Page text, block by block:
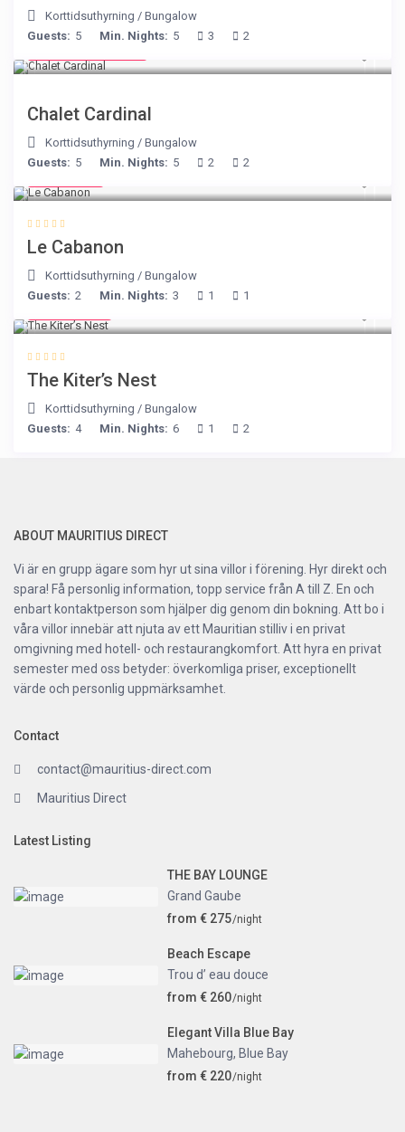
Korttidsuthyrning /Bungalow
Guests: 5 Min. Nights: 5 3 2
Chalet Cardinal
Korttidsuthyrning /Bungalow
Guests: 5 Min. Nights: 5 2 2
Le Cabanon
Korttidsuthyrning /Bungalow
Guests: 2 Min. Nights: 3 1 1
The Kiter’s Nest
Korttidsuthyrning /Bungalow
Guests: 4 Min. Nights: 6 1 2
ABOUT MAURITIUS DIRECT
Vi är en grupp ägare som hyr ut sina villor i förening. Hyr direkt och
spara! Få personlig information, topp service från A till Z. En och
enbart kontaktperson som hjälper dig genom din bokning. Att bo i
våra villor innebär att njuta av ett Mauritian stilliv i en privat
omgivning med hotell- och restaurangkomfort. Att hyra en privat
semester med oss betyder: överkomliga priser, exceptionellt
värde och personlig uppmärksamhet.
Contact
contact@mauritius-direct.com
Mauritius Direct
Latest Listing
THE BAY LOUNGE
Grand Gaube
from € 275/night
Beach Escape
Trou d’ eau douce
from € 260/night
Elegant Villa Blue Bay
Mahebourg, Blue Bay
from € 220/night